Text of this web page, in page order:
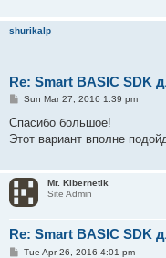
shurikalp
Re: Smart BASIC SDK
P
s
Sun Mar 27, 2016 1:39 pm
Спасибо большое!
Этот вариант вполне
Mr. Kibernetik
Site Admin
Re: Smart BASIC SDK
PTue Apr 26, 2016 4:01 pm